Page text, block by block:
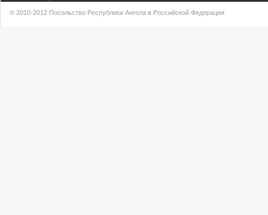
© 2010-2012 Посольство Республики Ангола в Российской Федерации